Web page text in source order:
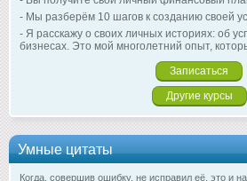
- Мы разберём 10 шагов к созданию своей
- Я расскажу о своих личных историях: об
бизнесах. Это мой многолетний опыт,
Записаться
Другие курсы
Умные цитаты
Когда, совершив ошибку, не исправил её, это и